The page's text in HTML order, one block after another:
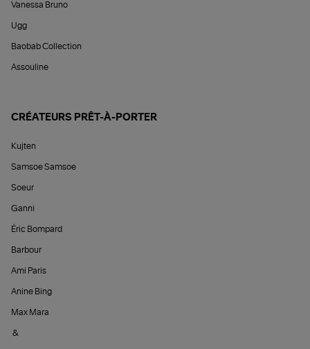
Vanessa Bruno
Ugg
Baobab Collection
Assouline
CRÉATEURS PRÊT-À-PORTER
Kujten
Samsoe Samsoe
Soeur
Ganni
Éric Bompard
Barbour
Ami Paris
Anine Bing
Max Mara
&